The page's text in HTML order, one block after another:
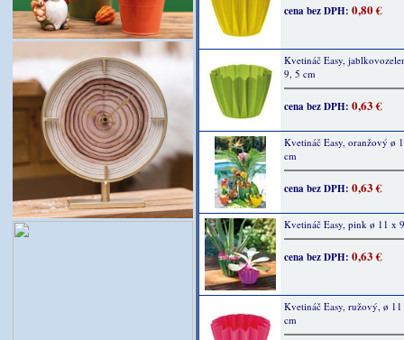
cena bez DPH: 0,80 €
Kvetináč Easy,
9, 5 cm
cena bez DPH: 0,63 €
Kvetináč Easy, oranžový ø
cm
cena bez DPH: 0,63 €
Kvetináč Easy, pink ø 11 x
cena bez DPH: 0,63 €
Kvetináč Easy, ružový, ø
cm